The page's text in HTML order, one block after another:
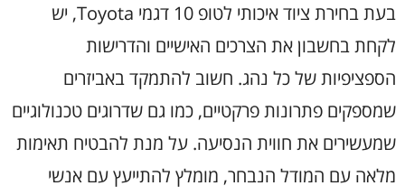
בעת בחירת ציוד איכותי לטופ 10 דגמי Toyota, יש
לקחת בחשבון את הצרכים האישיים והדרישות
הספציפיות של כל נהג. חשוב להתמקד באביזרים
שמספקים פתרונות פרקטיים, כמו גם שדרוגים טכנולוגיים
שמעשירים את חווית הנסיעה. על מנת להבטיח תאימות
מלאה עם המודל הנבחר, מומלץ להתייעץ עם אנשי